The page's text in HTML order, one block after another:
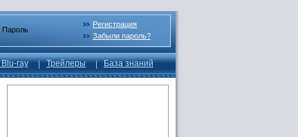
Пароль
Регистрация
Забыли пароль?
ray Трейлеры База знаний